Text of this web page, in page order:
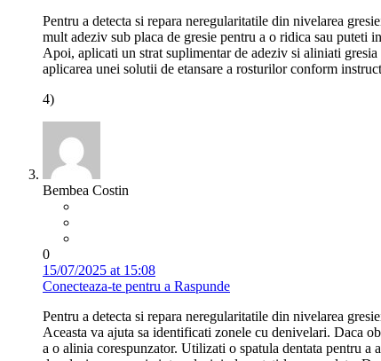
Pentru a detecta si repara neregularitatile din nivelarea
mult adeziv sub placa de gresie pentru a o ridica sau puteti
Apoi, aplicati un strat suplimentar de adeziv si aliniati
aplicarea unei solutii de etansare a rosturilor conform
4)
Bembea Costin
0
15/07/2025 at 15:08
Conecteaza-te pentru a Raspunde
Pentru a detecta si repara neregularitatile din nivelarea
Aceasta va ajuta sa identificati zonele cu denivelari. Daca
a o alinia corespunzator. Utilizati o spatula dentata pentru